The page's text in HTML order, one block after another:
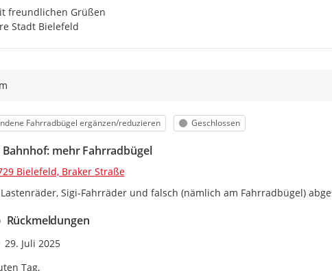
freundlichen Grüßen
Stadt Bielefeld
Fahrradbügel ergänzen/reduzieren Status
Geschlossen
Bahnhof: mehr Fahrradbügel
Bielefeld, Braker Straße
Sigi-Fahrräder und falsch (nämlich am Fahrradbügel)
Rückmeldungen
Zeitpunkt des Erstellens
29. Juli 2025
Tag,